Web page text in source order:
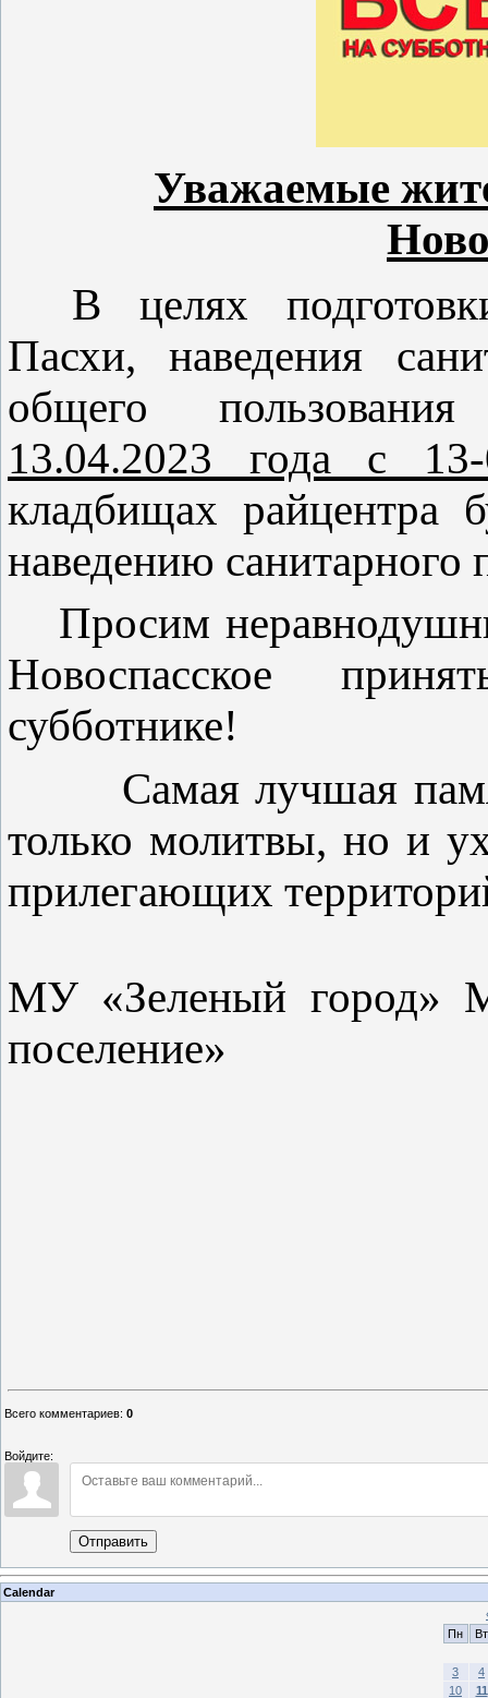
Уважаемые
В целях
Пасхи, наведения
общего
13.04.2023 года с
кладбищах райцентра
наведению санитарного
Просим
Новоспасское
субботнике!
Самая лучшая
только молитвы, но и
прилегающих
МУ «Зеленый город»
поселение»
Всего комментариев: 0
Войдите:
Отправить
Calendar
Пн
Вт
3
4
10
11